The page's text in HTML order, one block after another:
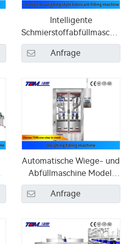
Intelligente
Schmierstoffabfüllmaschine
im Wiegestil
Anfrage
Automatische Wiege- und
Abfüllmaschine Modell
DGP-CZ-2A
Anfrage